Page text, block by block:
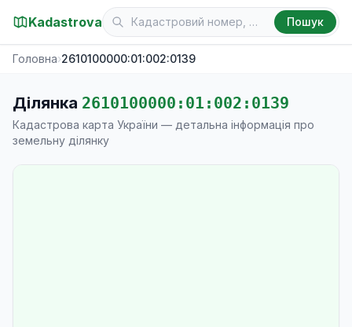
Kadastrova Пошук
Головна›2610100000:01:002:0139
Ділянка 2610100000:01:002:0139
Кадастрова карта України — детальна інформація про
земельну ділянку